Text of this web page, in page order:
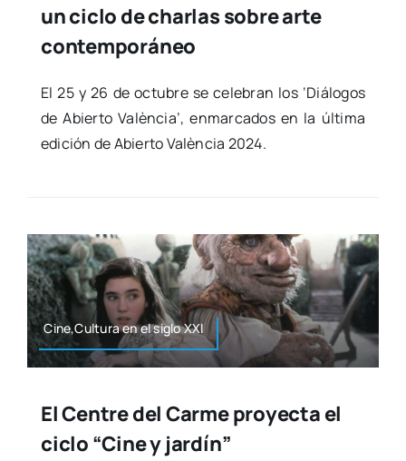
un ciclo de charlas sobre arte
contemporáneo
El 25 y 26 de octu­bre se cele­bran los ‘Diá­lo­gos
de Abier­to Valèn­cia’, enmar­ca­dos en la últi­ma
edi­ción de Abier­to Valèn­cia 2024.
Cine,Cultura en el siglo XXI
El Centre del Carme proyecta el
ciclo “Cine y jardín”